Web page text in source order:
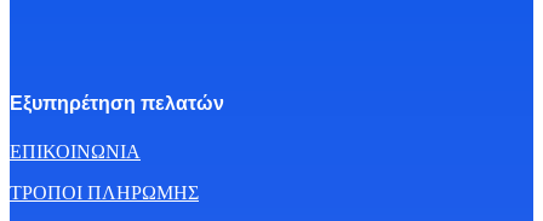
Εξυπηρέτηση πελατών
ΕΠΙΚΟΙΝΩΝΙΑ
ΤΡΟΠΟΙ ΠΛΗΡΩΜΗΣ